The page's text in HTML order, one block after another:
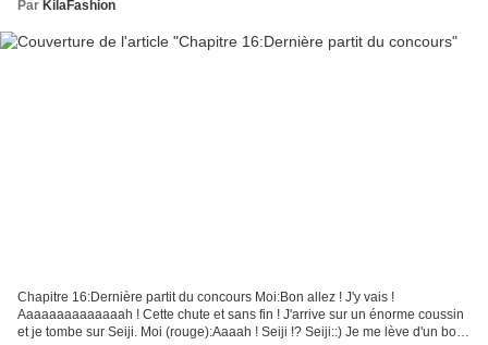
Par KilaFashion
Chapitre 16:Dernière partit du concours Moi:Bon allez ! J'y vais !
Aaaaaaaaaaaaaah ! Cette chute et sans fin ! J'arrive sur un énorme coussin
et je tombe sur Seiji. Moi (rouge):Aaaah ! Seiji !? Seiji::) Je me lève d'un bon